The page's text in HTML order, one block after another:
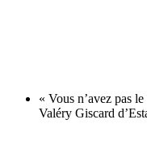
« Vous n’avez pas
Valéry Giscard